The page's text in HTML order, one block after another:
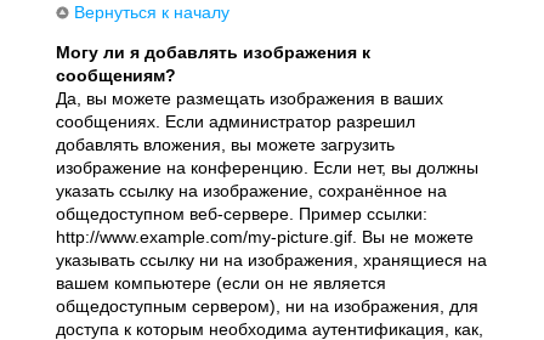
Вернуться к началу
Могу ли я добавлять изображения к
сообщениям?
Да, вы можете размещать изображения в ваших
сообщениях. Если администратор разрешил
добавлять вложения, вы можете загрузить
изображение на конференцию. Если нет, вы должны
указать ссылку на изображение, сохранённое на
общедоступном веб-сервере. Пример ссылки:
http://www.example.com/my-picture.gif. Вы не можете
указывать ссылку ни на изображения, хранящиеся на
вашем компьютере (если он не является
общедоступным сервером), ни на изображения, для
доступа к которым необходима аутентификация, как,